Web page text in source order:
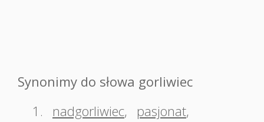
Synonimy do słowa gorliwiec
1.
nadgorliwiec, pasjonat,